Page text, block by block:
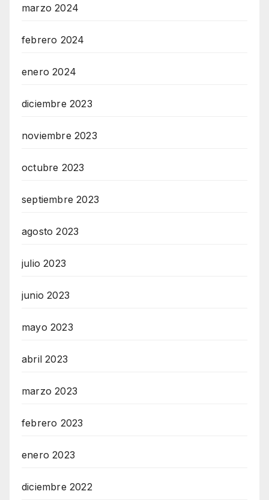
marzo 2024
febrero 2024
enero 2024
diciembre 2023
noviembre 2023
octubre 2023
septiembre 2023
agosto 2023
julio 2023
junio 2023
mayo 2023
abril 2023
marzo 2023
febrero 2023
enero 2023
diciembre 2022